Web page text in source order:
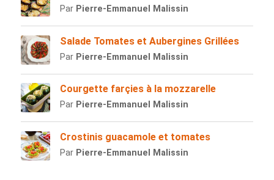
Par Pierre-Emmanuel Malissin
Salade Tomates et Aubergines Grillées
Par Pierre-Emmanuel Malissin
Courgette farçies à la mozzarelle
Par Pierre-Emmanuel Malissin
Crostinis guacamole et tomates
Par Pierre-Emmanuel Malissin